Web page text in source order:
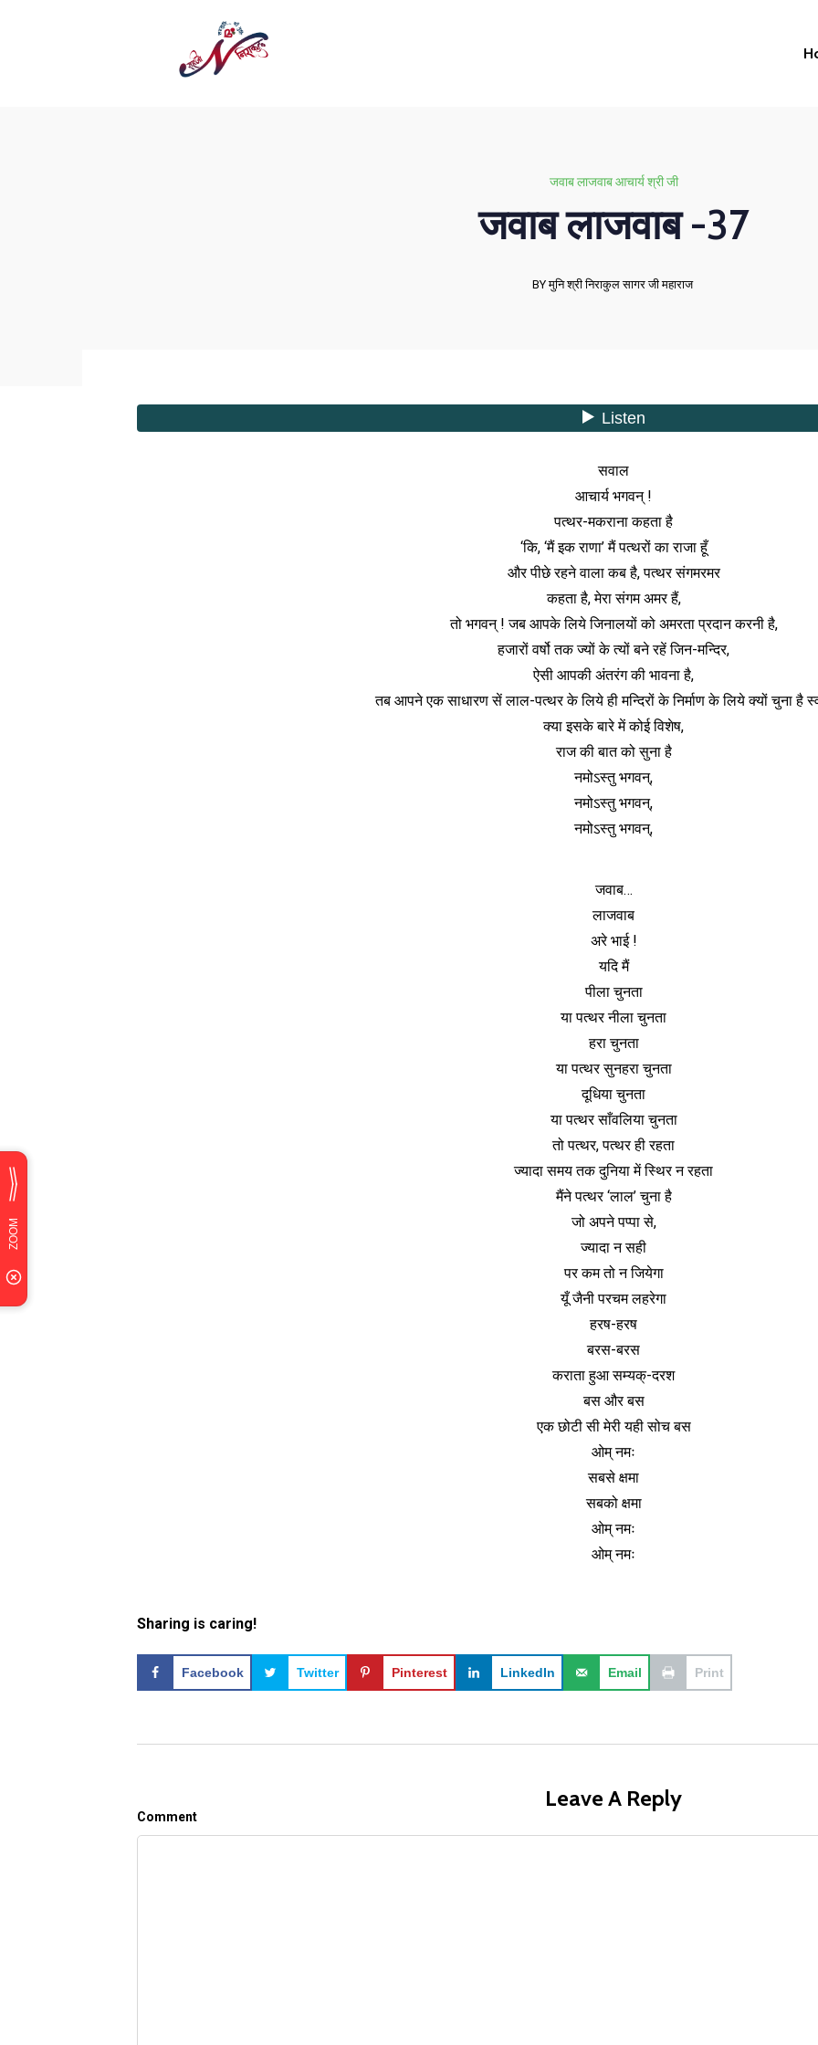
जवाब लाजवाब आचार्य श्री जी
जवाब लाजवाब -37
BY मुनि श्री निराकुल सागर जी महाराज
सवाल
आचार्य भगवन् !
पत्थर-मकराना कहता है
‘कि, ‘मैं इक राणा’ मैं पत्थरों का राजा हूँ
और पीछे रहने वाला कब है, पत्थर संगमरमर
कहता है, मेरा संगम अमर हैं,
तो भगवन् ! जब आपके लिये जिनालयों को अमरता प्रदान करनी है,
हजारों वर्षो तक ज्यों के त्यों बने रहें जिन-मन्दिर,
ऐसी आपकी अंतरंग की भावना है,
तब आपने एक साधारण सें लाल-पत्थर के लिये ही मन्दिरों के निर्माण के लिये क्यों चुना है
क्या इसके बारे में कोई विशेष,
राज की बात को सुना है
नमोऽस्तु भगवन्,
नमोऽस्तु भगवन्,
नमोऽस्तु भगवन्,
जवाब…
लाजवाब
अरे भाई !
यदि मैं
पीला चुनता
या पत्थर नीला चुनता
हरा चुनता
या पत्थर सुनहरा चुनता
दूधिया चुनता
या पत्थर साँवलिया चुनता
तो पत्थर, पत्थर ही रहता
ज्यादा समय तक दुनिया में स्थिर न रहता
मैंने पत्थर ‘लाल’ चुना है
जो अपने पप्पा से,
ज्यादा न सही
पर कम तो न जियेगा
यूँ जैनी परचम लहरेगा
हरष-हरष
बरस-बरस
कराता हुआ सम्यक्-दरश
बस और बस
एक छोटी सी मेरी यही सोच बस
ओम् नमः
सबसे क्षमा
सबको क्षमा
ओम् नमः
ओम् नमः
Sharing is caring!
Facebook Twitter Pinterest LinkedIn Email Print
Leave A Reply
Comment